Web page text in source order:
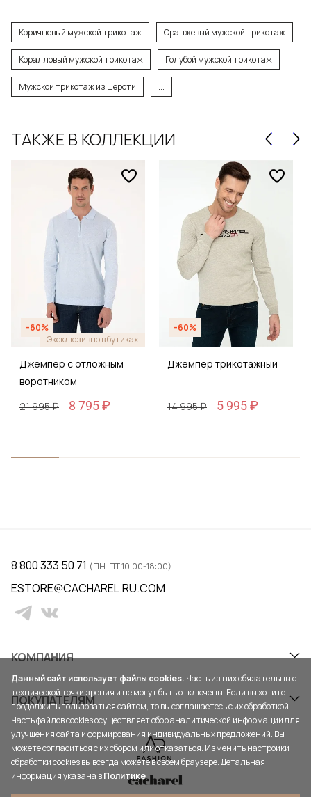
Коричневый мужской трикотаж Оранжевый мужской трикотаж
Коралловый мужской трикотаж Голубой мужской трикотаж
Мужской трикотаж из шерсти ...
ТАКЖЕ В КОЛЛЕКЦИИ
-60%
Эксклюзивно в бутиках
Джемпер с отложным
воротником
21 995 ₽
8 795 ₽
-60%
Джемпер трикотажный
14 995 ₽ 5 995 ₽
КОМПАНИЯ
ПОКУПАТЕЛЯМ
8 800 333 50 71 (ПН-ПТ 10:00-18:00)
ESTORE@CACHAREL.RU.COM
Данный сайт использует файлы cookies. Часть из них обязательны с
технической точки зрения и не могут быть отключены. Если вы хотите
продолжить пользоваться сайтом, то вы соглашаетесь с их обработкой.
Часть файлов cookies осуществляет сбор аналитической информации для
улучшения сайта и формирования индивидуальных предложений. Вы
можете согласиться с их сбором или отказаться. Изменить настройки
обработки cookies вы всегда можете в своем браузере. Детальная
информация указана вПолитике